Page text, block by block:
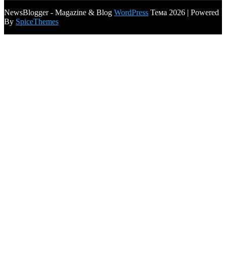
NewsBlogger - Magazine & Blog WordPress Тема 2026 | Powered
By SpiceThemes